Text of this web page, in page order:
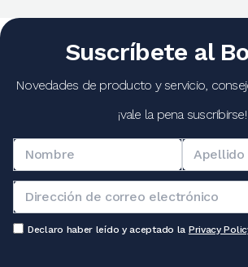
Suscríbete al
Novedades de producto y servicio,
¡vale la pena suscribirse!
Declaro haber leído y aceptado la Privacy